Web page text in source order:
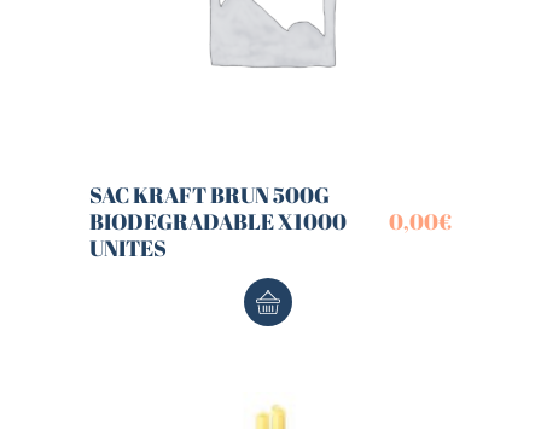
SAC KRAFT BRUN 500G
BIODEGRADABLE X1000
UNITES
0,00€